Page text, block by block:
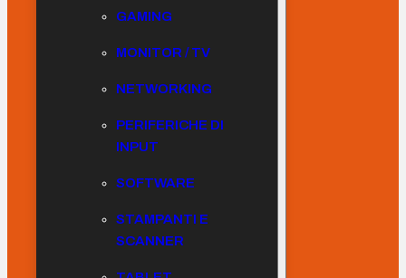
GAMING
MONITOR / TV
NETWORKING
PERIFERICHE DI
INPUT
SOFTWARE
STAMPANTI E
SCANNER